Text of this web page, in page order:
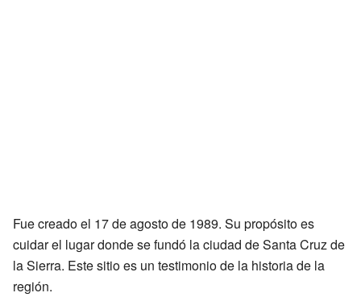
Fue creado el 17 de agosto de 1989. Su propósito es
cuidar el lugar donde se fundó la ciudad de Santa Cruz de
la Sierra. Este sitio es un testimonio de la historia de la
región.